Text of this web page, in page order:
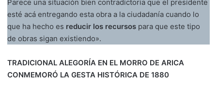
Parece una situación bien contradictoria que el presidente
esté acá entregando esta obra a la ciudadanía cuando lo
que ha hecho es reducir los recursos para que este tipo
de obras sigan existiendo».
TRADICIONAL ALEGORÍA EN EL MORRO DE ARICA
CONMEMORÓ LA GESTA HISTÓRICA DE 1880